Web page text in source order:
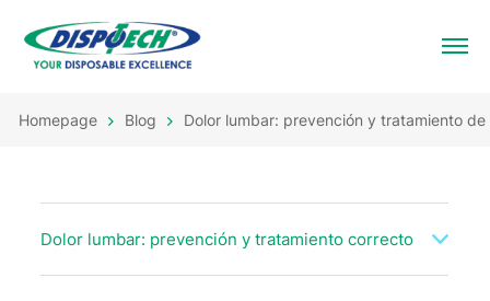
Homepage Blog Dolor lumbar: prevención y tratamiento
Dolor lumbar: prevención y tratamiento correcto